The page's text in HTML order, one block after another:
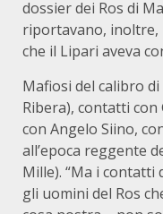
dossier dei Ros di
riportavano,
che il Lipari aveva
Mafiosi del calibro
Ribera), contatti
con Angelo Siino,
all’epoca reggente
Mille). “Ma i contatti
gli uomini del Ros